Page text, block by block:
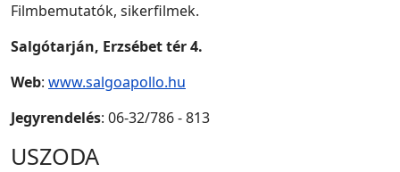
Filmbemutatók, sikerfilmek.
Salgótarján, Erzsébet tér 4.
Web: www.salgoapollo.hu
Jegyrendelés: 06-32/786 - 813
USZODA